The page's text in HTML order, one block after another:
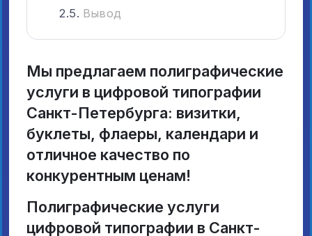
Вывод
Мы предлагаем полиграфические
услуги в цифровой типографии
Санкт-Петербурга: визитки,
буклеты, флаеры, календари и
отличное качество по
конкурентным ценам!
Полиграфические услуги
цифровой типографии в Санкт-